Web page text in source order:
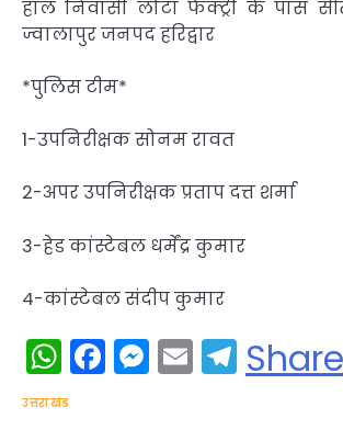
हाल निवासी लोटा फैक्ट्री के पास
ज्वालापुर जनपद हरिद्वार
*पुलिस टीम*
1-उपनिरीक्षक सोनम रावत
2-अपर उपनिरीक्षक प्रताप दत्त शर्मा
3-हेड कांस्टेबल धर्मेंद्र कुमार
4-कांस्टेबल संदीप कुमार
WhatsApp
Facebook
Messenger
EmailShare
उत्तराखंड